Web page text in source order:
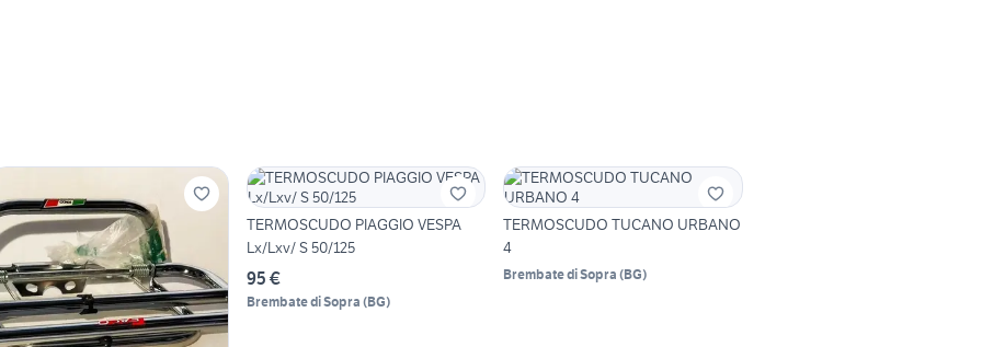
TERMOSCUDO PIAGGIO VESPA
Lx/Lxv/ S 50/125
95 €
Brembate di Sopra (BG)
TERMOSCUDO TUCANO URBANO
4
Brembate di Sopra (BG)